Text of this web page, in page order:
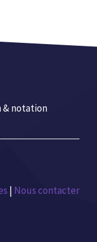
& notation
| Nous contacter